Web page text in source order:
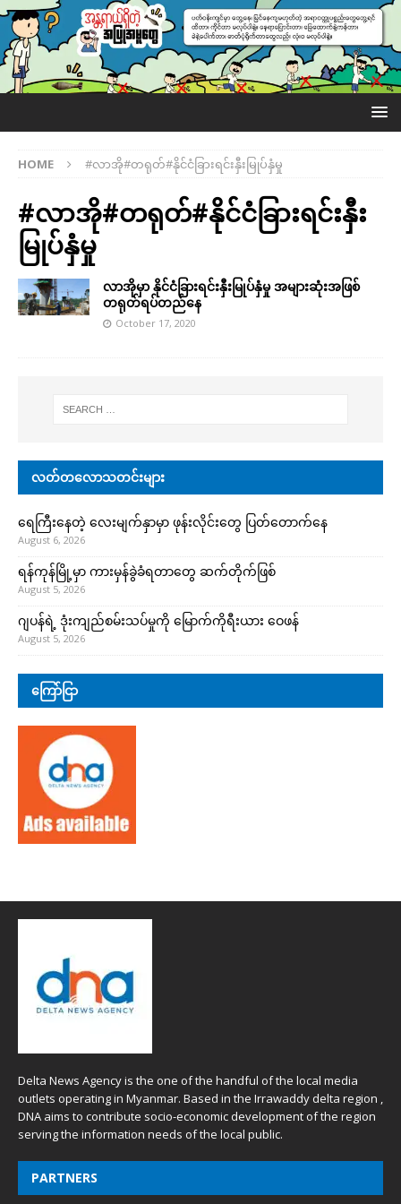
HOME #လာအို#တရုတ်#နိုင်ငံခြားရင်းနှီးမြုပ်နှံမှု
#လာအို#တရုတ်#နိုင်ငံခြားရင်းနှီး
မြုပ်နှံမှု
လာအိုမှာ နိုင်ငံခြားရင်းနှီးမြုပ်နှံမှု အများဆုံးအဖြစ်
တရုတ်ရပ်တည်နေ
October 17, 2020
လတ်တလောသတင်းများ
ရေကြီးနေတဲ့ လေးမျက်နှာမှာ ဖုန်းလိုင်းတွေ ပြတ်တောက်နေ
August 6, 2026
ရန်ကုန်မြို့မှာ ကားမှန်ခွဲခံရတာတွေ ဆက်တိုက်ဖြစ်
August 5, 2026
ဂျပန်ရဲ့ ဒုံးကျည်စမ်းသပ်မှုကို မြောက်ကိုရီးယား ဝေဖန်
August 5, 2026
ကြော်ငြာ
Delta News Agency is the one of the handful of the local media
outlets operating in Myanmar. Based in the Irrawaddy delta region ,
DNA aims to contribute socio-economic development of the region
serving the information needs of the local public.
PARTNERS